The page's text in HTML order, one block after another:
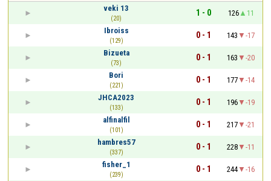
veki 13
(20)
1 - 0 126
11
Ibroiss
(129)
0 - 1 143
-17
Bizueta
(73)
0 - 1 163
-20
Bori
(221)
0 - 1 177
-14
JHCA2023
(133)
0 - 1 196
-19
alfinalfil
(101)
0 - 1 217
-21
hambres57
(337)
0 - 1 228
-11
fisher_1
(239)
0 - 1 244
-16